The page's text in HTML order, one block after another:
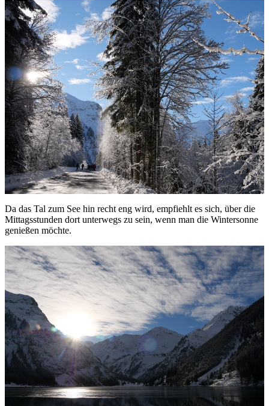
Da das Tal zum See hin recht eng wird, empfiehlt es sich, über die
Mittagsstunden dort unterwegs zu sein, wenn man die Wintersonne
genießen möchte.